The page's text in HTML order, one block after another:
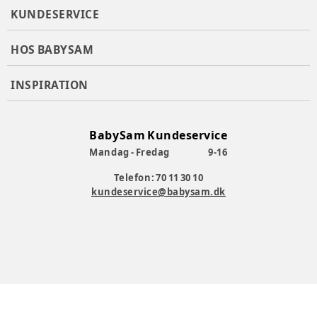
KUNDESERVICE
HOS BABYSAM
INSPIRATION
BabySam Kundeservice
Mandag - Fredag
9-16
Telefon: 70 11 30 10
kundeservice@babysam.dk